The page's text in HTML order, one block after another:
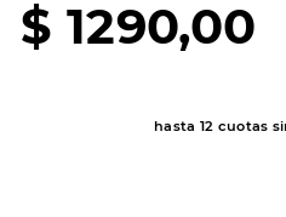
$ 1290,00
hasta 12 cuotas